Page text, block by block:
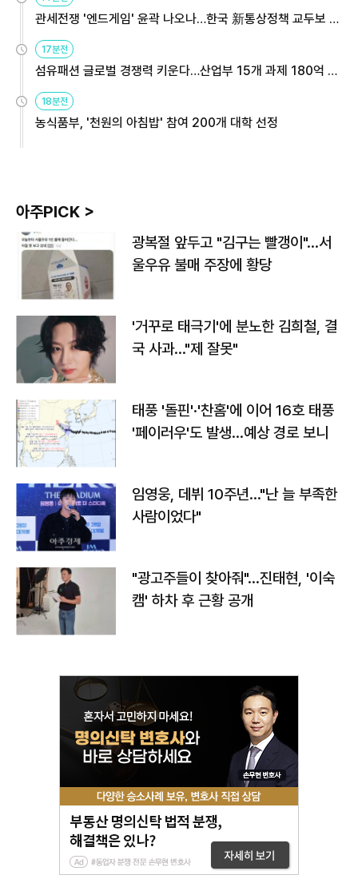
관세전쟁 '엔드게임' 윤곽 나오나…한국 新통상정책 교두보 활
17분전
섬유패션 글로벌 경쟁력 키운다…산업부 15개 과제 180억 지
18분전
농식품부, '천원의 아침밥' 참여 200개 대학 선정
아주PICK >
광복절 앞두고 "김구는 빨갱이"…서
울우유 불매 주장에 황당
'거꾸로 태극기'에 분노한 김희철, 결
국 사과…"제 잘못"
태풍 '돌핀'·'찬홈'에 이어 16호 태풍
'페이러우'도 발생…예상 경로 보니
임영웅, 데뷔 10주년…"난 늘 부족한
사람이었다"
"광고주들이 찾아줘"…진태현, '이숙
캠' 하차 후 근황 공개